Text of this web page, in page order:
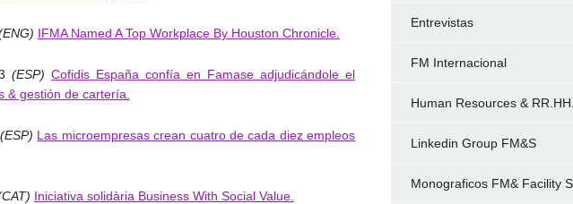
IFMA Named A Top Workplace By Houston Chronicle.
(ESP)Cofidis España confía en Famase adjudicándole el
& gestión de cartería.
(ESP) Las microempresas crean cuatro de cada diez empleos
Iniciativa solidària Business With Social Value.
Entrevistas
FM Internacional
Human Resources & RR.HH.
Linkedin Group FM&S
Monograficos FM& Facility